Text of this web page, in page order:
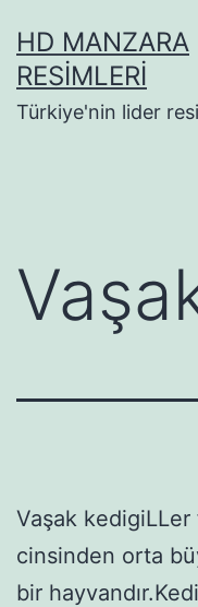
geçHD MANZARA
RESIMLERI
Türkiye'nin lider
Vaşak kedigiLLer
cinsinden orta
bir